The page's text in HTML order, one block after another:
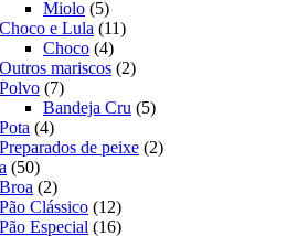
produtos
Miolo 55
produtos
Choco e Lula 1111
Choco 44
produtos
Outros mariscos 22
Polvo 77
produtos
Bandeja Cru 55
Pota 44
produtos
Preparados de peixe 22
5050
produtos
Broa 22
produtos
Pão Clássico 1212
produtos
Pão Especial 1616